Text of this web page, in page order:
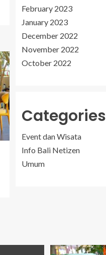
February 2023
January 2023
December 2022
November 2022
October 2022
Categories
Event dan Wisata
Info Bali Netizen
Umum